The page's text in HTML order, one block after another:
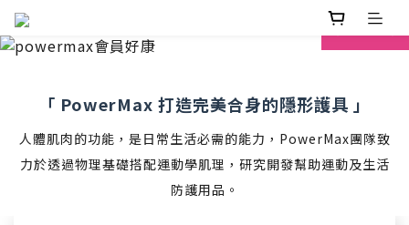
prev next
「 PowerMax 打造完美合身的隱形護具 」
人體肌肉的功能，是日常生活必需的能力，PowerMax團隊致
力於透過物理基礎搭配運動學肌理，研究開發幫助運動及生活
防護用品。